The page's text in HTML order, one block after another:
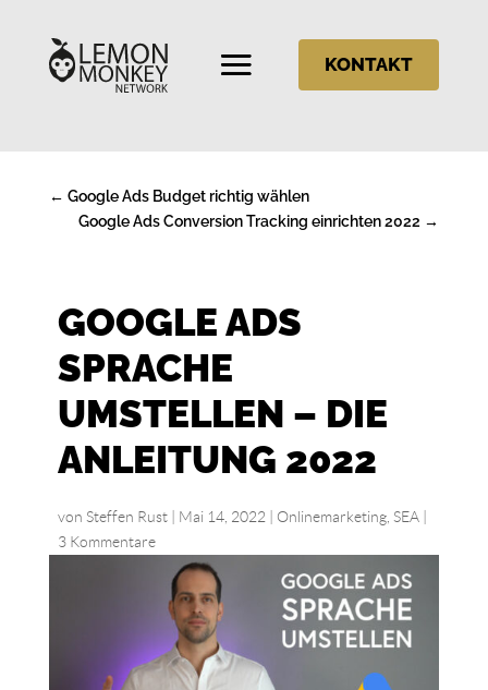
KONTAKT
← Google Ads Budget richtig wählen
Google Ads Conversion Tracking einrichten 2022 →
GOOGLE ADS
SPRACHE
UMSTELLEN – DIE
ANLEITUNG 2022
von Steffen Rust| Mai 14, 2022 Onlinemarketing, SEA|
3 Kommentare